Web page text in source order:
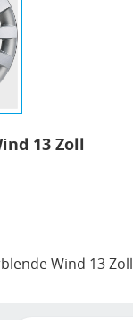
13 Zoll
Wind 13 Zoll